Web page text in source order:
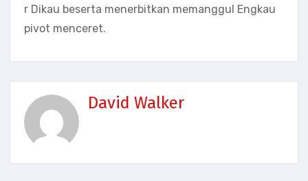
r Dikau beserta menerbitkan memanggul Engkau
pivot menceret.
David Walker